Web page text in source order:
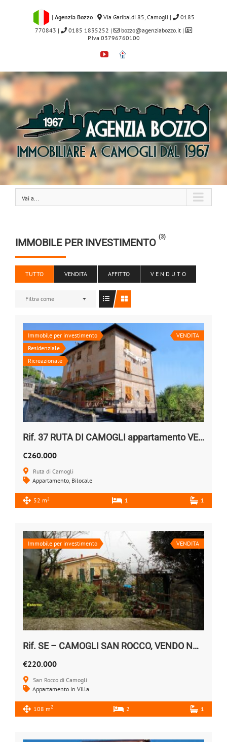
| Agenzia Bozzo | Via Garibaldi 85, Camogli |
0185
770843 | 0185 1835252 | bozzo@agenziabozzo.it|
P.Iva 03796760100
YouTube
Immobiliare.it
Vai a...
IMMOBILE PER INVESTIMENTO (3)
TUTTO VENDITA AFFITTO V E N D U T O
Filtra come
Immobile per investimento
Residenziale
Ricreazionale
VENDITA
Rif. 37 RUTA DI CAMOGLI appartamento VENDESI
€260.000
Ruta di Camogli
Appartamento, Bilocale
52 m2 1 1
Immobile per investimento VENDITA
Rif. SE – CAMOGLI SAN ROCCO, VENDO NUDA PROPRIETA’
€220.000
San Rocco di Camogli
Appartamento in Villa
108 m2 2 1